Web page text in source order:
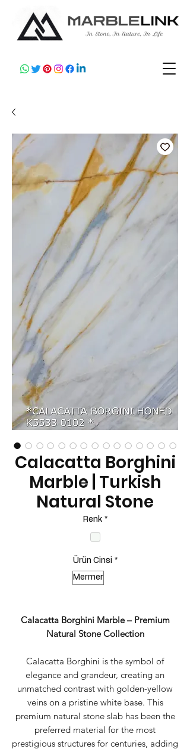
Calacatta Borghini
Marble | Turkish
Natural Stone
Renk *
Ürün Cinsi *
Mermer
Calacatta Borghini Marble – Premium
Natural Stone Collection
Calacatta Borghini is the symbol of
elegance and grandeur, creating an
unmatched contrast with golden-yellow
veins on a pristine white base. This
premium natural stone slab has been the
preferred material for the most
prestigious structures for centuries, adding